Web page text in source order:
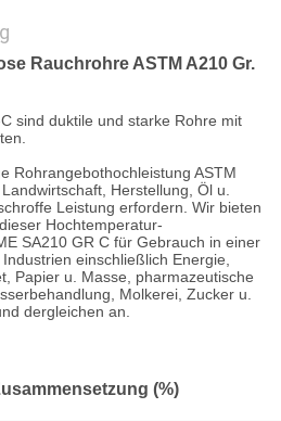
Rauchrohre ASTM A210 Gr.
sind duktile und starke Rohre mit
Rohrangebothochleistung ASTM
Herstellung, Öl u.
Leistung erfordern. Wir bieten
Hochtemperatur-
SA210 GR C für Gebrauch in einer
einschließlich Energie,
Papier u. Masse, pharmazeutische
Molkerei, Zucker u.
dergleichen an.
(%)